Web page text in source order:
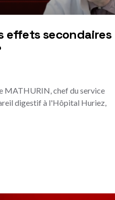
effets secondaires
MATHURIN, chef du service
digestif à l'Hôpital Huriez,